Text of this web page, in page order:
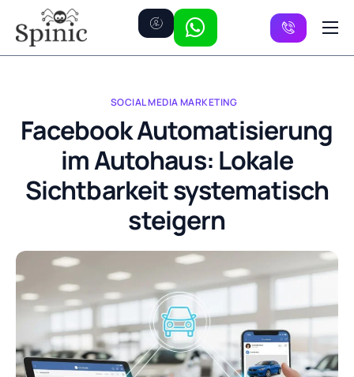
Preise
FAQ
Kontakt
SOCIAL MEDIA MARKETING
Facebook Automatisierung
im Autohaus: Lokale
Sichtbarkeit systematisch
steigern